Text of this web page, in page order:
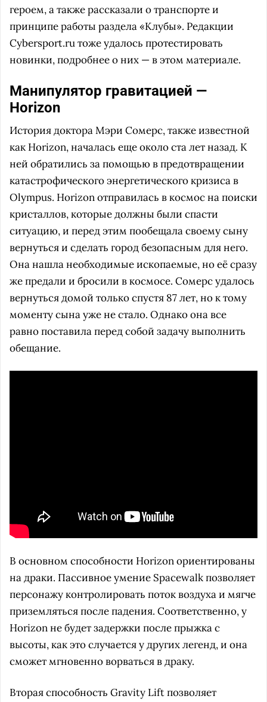
героем, а также рассказали о транспорте и
принципе работы раздела «Клубы». Редакции
Cybersport.ru тоже удалось протестировать
новинки, подробнее о них — в этом материале.
Манипулятор гравитацией —
Horizon
История доктора Мэри Сомерс, также известной
как Horizon, началась еще около ста лет назад. К
ней обратились за помощью в предотвращении
катастрофического энергетического кризиса в
Olympus. Horizon отправилась в космос на поиски
кристаллов, которые должны были спасти
ситуацию, и перед этим пообещала своему сыну
вернуться и сделать город безопасным для него.
Она нашла необходимые ископаемые, но её сразу
же предали и бросили в космосе. Сомерс удалось
вернуться домой только спустя 87 лет, но к тому
моменту сына уже не стало. Однако она все
равно поставила перед собой задачу выполнить
обещание.
В основном способности Horizon ориентированы
на драки. Пассивное умение Spacewalk позволяет
персонажу контролировать поток воздуха и мягче
приземляться после падения. Соответственно, у
Horizon не будет задержки после прыжка с
высоты, как это случается у других легенд, и она
сможет мгновенно ворваться в драку.
Вторая способность Gravity Lift позволяет